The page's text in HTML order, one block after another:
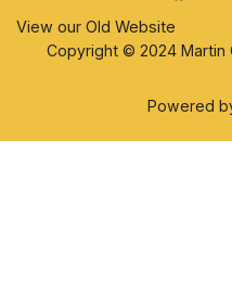
View our Old Website
Copyright © 2024 Martin
Powered